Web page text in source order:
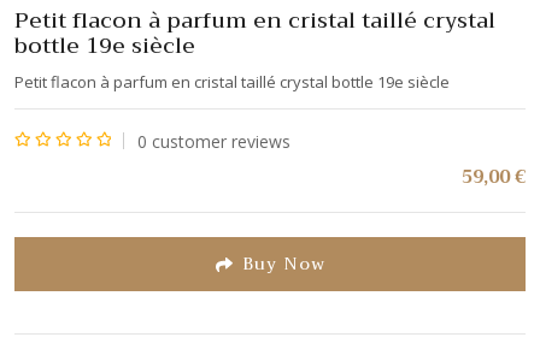
Petit flacon à parfum en cristal taillé crystal
bottle 19e siècle
Petit flacon à parfum en cristal taillé crystal bottle 19e siècle
0 customer reviews
59,00€
Buy Now